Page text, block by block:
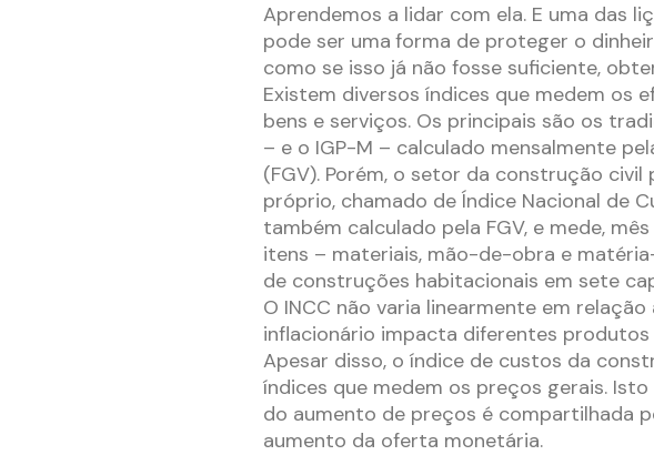
Aprendemos a lidar com ela. E uma das
pode ser uma forma de proteger o
como se isso já não fosse suficiente,
Existem diversos índices que medem os
bens e serviços. Os principais são os
– e o IGP-M – calculado mensalmente
(FGV). Porém, o setor da construção
próprio, chamado de Índice Nacional de
também calculado pela FGV, e mede,
itens – materiais, mão-de-obra e
de construções habitacionais em sete
O INCC não varia linearmente em
inflacionário impacta diferentes
Apesar disso, o índice de custos da
índices que medem os preços gerais.
do aumento de preços é compartilhada
aumento da oferta monetária.